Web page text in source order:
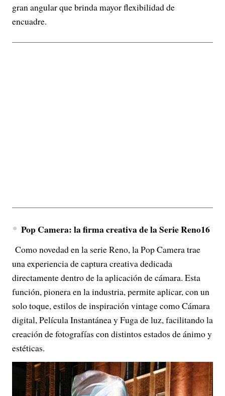
gran angular que brinda mayor flexibilidad de
encuadre.
Pop Camera: la firma creativa de la Serie Reno16
Como novedad en la serie Reno, la Pop Camera trae
una experiencia de captura creativa dedicada
directamente dentro de la aplicación de cámara. Esta
función, pionera en la industria, permite aplicar, con un
solo toque, estilos de inspiración vintage como Cámara
digital, Película Instantánea y Fuga de luz, facilitando la
creación de fotografías con distintos estados de ánimo y
estéticas.